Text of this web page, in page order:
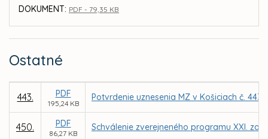
DOKUMENT: PDF - 79,35 KB
Ostatné
443. PDF
195,24 KB
Potvrdenie uznesenia MZ v Košiciach č.
450. PDF
86,27 KB
Schválenie zverejneného programu XXI.